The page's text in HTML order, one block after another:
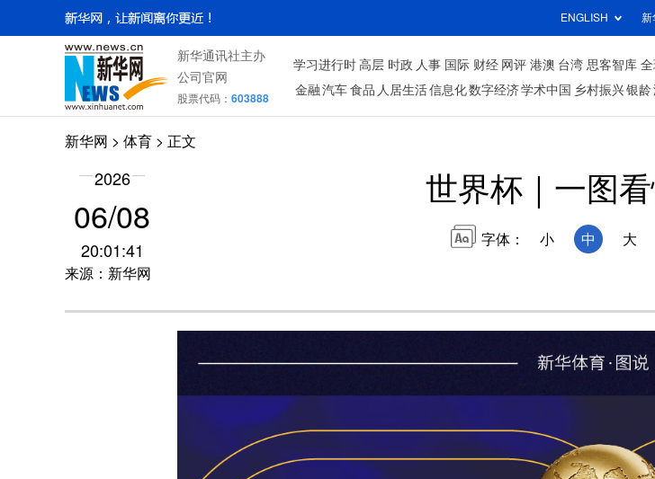
ENGLISH 新
新华通讯社主办
公司官网
股票代码： 603888
学习进行时 高层 时政 人事 国际 财经 网评 港澳 台湾 思客智库
金融 汽车 食品 人居生活信息化数字经济学术中国 乡村振兴银龄
新华网 > 体育 > 正文
2026
06/08
20:01:41
来源：新华网
世界杯｜一图
字体： 小 中 大